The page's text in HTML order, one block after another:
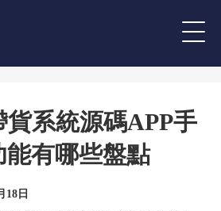
系統源碼APP手
能有哪些盤點
18日